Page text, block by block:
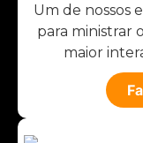
Um de nossos
para ministrar
maior